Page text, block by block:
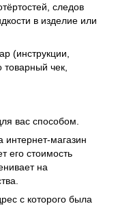
следов
в изделие или
(инструкции,
товарный чек,
вас способом.
интернет-магазин
его стоимость
на
с которого была